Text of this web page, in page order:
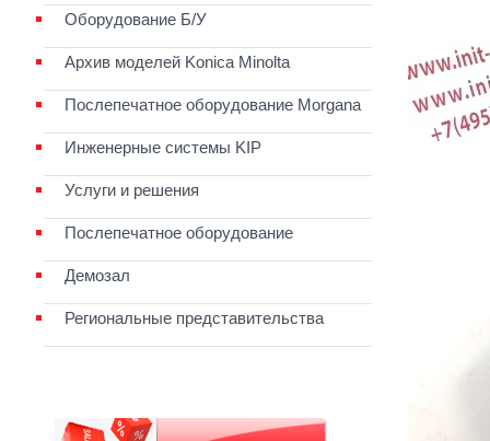
Оборудование Б/У
Архив моделей Konica Minolta
Послепечатное оборудование Morgana
Инженерные системы KIP
Услуги и решения
Послепечатное оборудование
Демозал
Региональные представительства